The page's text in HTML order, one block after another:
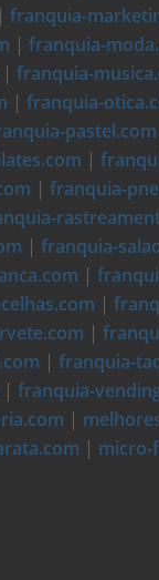
| franquia-
| franquia-
| franquia-
| franquia-
pastel.com
|
| franquia-
| franquia-
|
|
|
| franquia-
| franquia-
|
| micro-